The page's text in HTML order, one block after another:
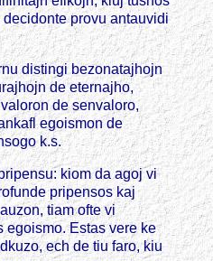
provu antauvidi
distingi bezonatajhojn
de eternajho,
de senvaloro,
egoismon de
k.s.
kiom da agoj vi
pripensos kaj
tiam ofte vi
egoismo. Estas vere ke
ech de tiu faro, kiu